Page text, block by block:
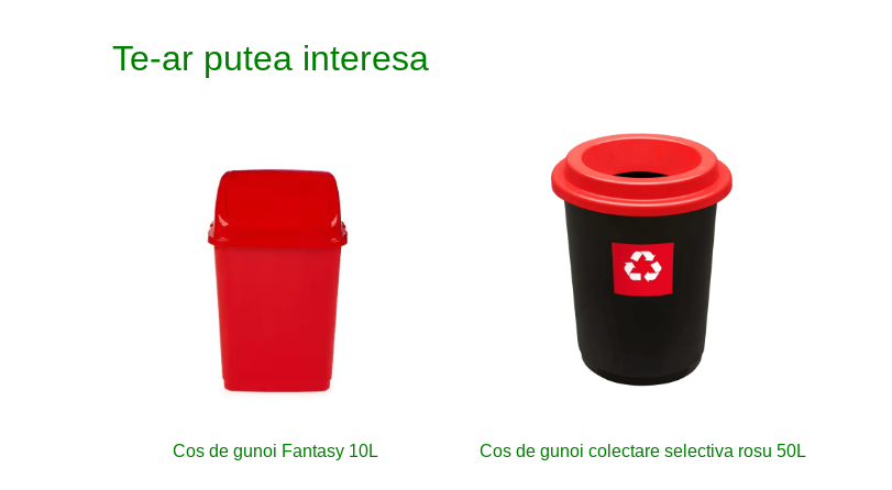
Te-ar putea interesa
Cos de gunoi Fantasy 10L Cos de gunoi colectare selectiva rosu 50L